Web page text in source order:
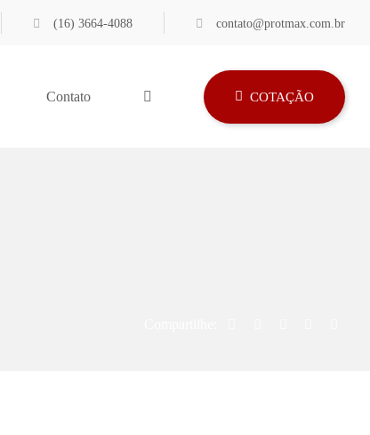
(16) 3664-4088 contato@protmax.com.br
Contato COTAÇÃO